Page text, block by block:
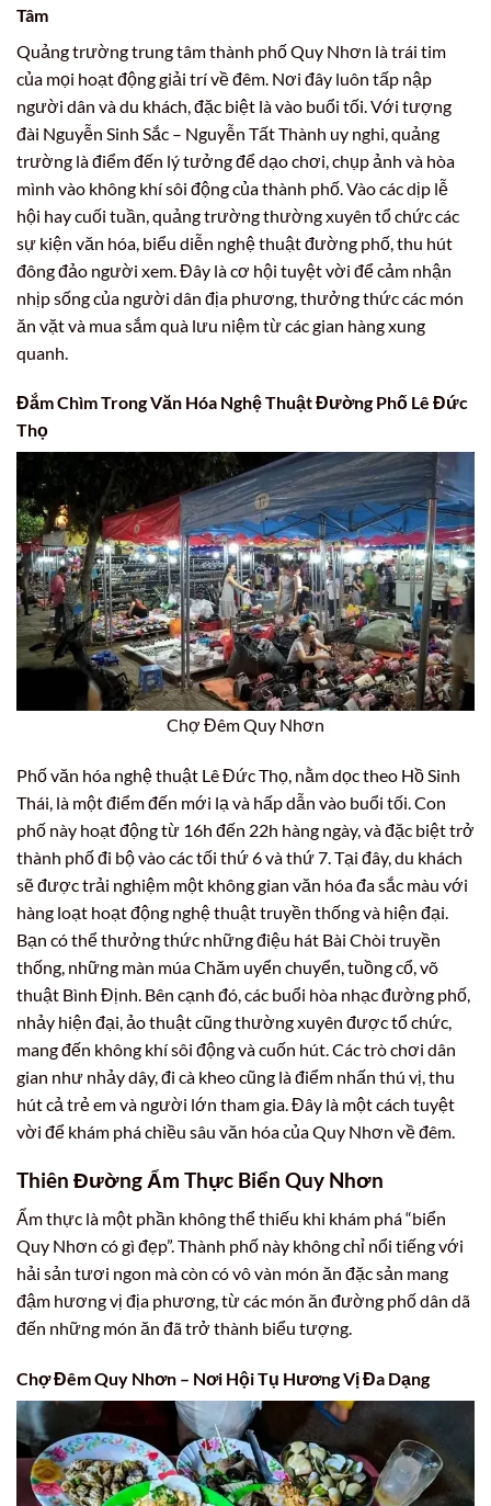
Tâm
Quảng trường trung tâm thành phố Quy Nhơn là trái tim
của mọi hoạt động giải trí về đêm. Nơi đây luôn tấp nập
người dân và du khách, đặc biệt là vào buổi tối. Với tượng
đài Nguyễn Sinh Sắc – Nguyễn Tất Thành uy nghi, quảng
trường là điểm đến lý tưởng để dạo chơi, chụp ảnh và hòa
mình vào không khí sôi động của thành phố. Vào các dịp lễ
hội hay cuối tuần, quảng trường thường xuyên tổ chức các
sự kiện văn hóa, biểu diễn nghệ thuật đường phố, thu hút
đông đảo người xem. Đây là cơ hội tuyệt vời để cảm nhận
nhịp sống của người dân địa phương, thưởng thức các món
ăn vặt và mua sắm quà lưu niệm từ các gian hàng xung
quanh.
Đắm Chìm Trong Văn Hóa Nghệ Thuật Đường Phố Lê Đức
Thọ
Chợ Đêm Quy Nhơn
Phố văn hóa nghệ thuật Lê Đức Thọ, nằm dọc theo Hồ Sinh
Thái, là một điểm đến mới lạ và hấp dẫn vào buổi tối. Con
phố này hoạt động từ 16h đến 22h hàng ngày, và đặc biệt trở
thành phố đi bộ vào các tối thứ 6 và thứ 7. Tại đây, du khách
sẽ được trải nghiệm một không gian văn hóa đa sắc màu với
hàng loạt hoạt động nghệ thuật truyền thống và hiện đại.
Bạn có thể thưởng thức những điệu hát Bài Chòi truyền
thống, những màn múa Chăm uyển chuyển, tuồng cổ, võ
thuật Bình Định. Bên cạnh đó, các buổi hòa nhạc đường phố,
nhảy hiện đại, ảo thuật cũng thường xuyên được tổ chức,
mang đến không khí sôi động và cuốn hút. Các trò chơi dân
gian như nhảy dây, đi cà kheo cũng là điểm nhấn thú vị, thu
hút cả trẻ em và người lớn tham gia. Đây là một cách tuyệt
vời để khám phá chiều sâu văn hóa của Quy Nhơn về đêm.
Thiên Đường Ẩm Thực Biển Quy Nhơn
Ẩm thực là một phần không thể thiếu khi khám phá “biển
Quy Nhơn có gì đẹp”. Thành phố này không chỉ nổi tiếng với
hải sản tươi ngon mà còn có vô vàn món ăn đặc sản mang
đậm hương vị địa phương, từ các món ăn đường phố dân dã
đến những món ăn đã trở thành biểu tượng.
Chợ Đêm Quy Nhơn – Nơi Hội Tụ Hương Vị Đa Dạng